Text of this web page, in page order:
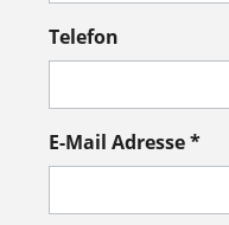
Telefon
E-Mail Adresse *